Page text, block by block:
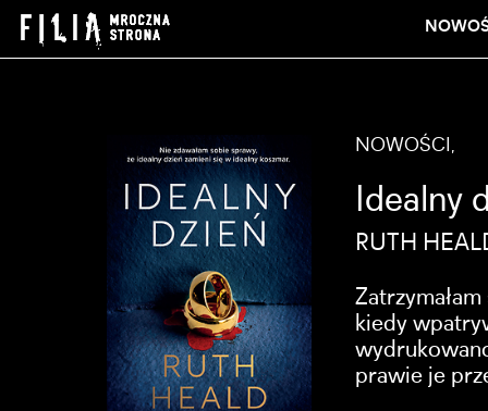
NOWOŚCI,
Idealny
RUTH
kiedy
prawie je